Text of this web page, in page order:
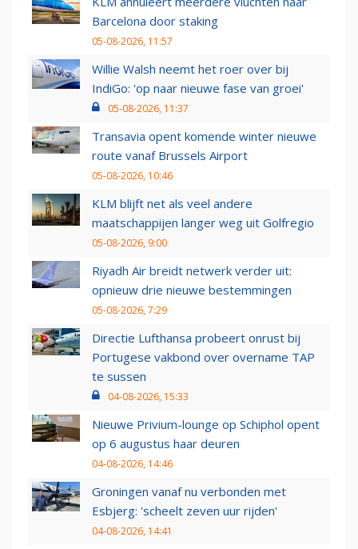
Barcelona door staking
05-08-2026, 11:57
Willie Walsh neemt het roer over bij
IndiGo: 'op naar nieuwe fase van groei'
05-08-2026, 11:37
Transavia opent komende winter nieuwe
route vanaf Brussels Airport
05-08-2026, 10:46
KLM blijft net als veel andere
maatschappijen langer weg uit Golfregio
05-08-2026, 9:00
Riyadh Air breidt netwerk verder uit:
opnieuw drie nieuwe bestemmingen
05-08-2026, 7:29
Directie Lufthansa probeert onrust bij
Portugese vakbond over overname TAP
te sussen
04-08-2026, 15:33
Nieuwe Privium-lounge op Schiphol opent
op 6 augustus haar deuren
04-08-2026, 14:46
Groningen vanaf nu verbonden met
Esbjerg: 'scheelt zeven uur rijden'
04-08-2026, 14:41